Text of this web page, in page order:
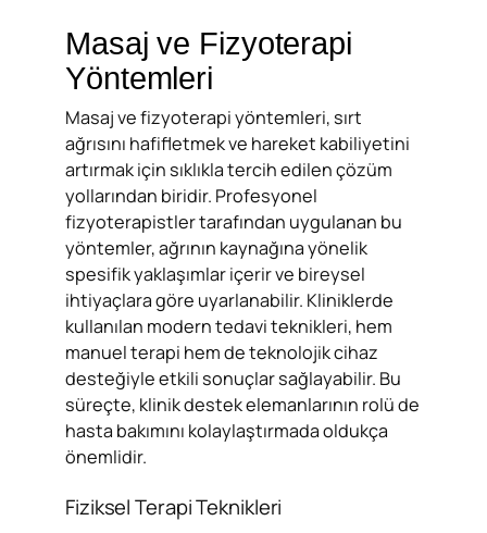
Masaj ve Fizyoterapi
Yöntemleri
Masaj ve fizyoterapi yöntemleri, sırt
ağrısını hafifletmek ve hareket kabiliyetini
artırmak için sıklıkla tercih edilen çözüm
yollarından biridir. Profesyonel
fizyoterapistler tarafından uygulanan bu
yöntemler, ağrının kaynağına yönelik
spesifik yaklaşımlar içerir ve bireysel
ihtiyaçlara göre uyarlanabilir. Kliniklerde
kullanılan modern tedavi teknikleri, hem
manuel terapi hem de teknolojik cihaz
desteğiyle etkili sonuçlar sağlayabilir. Bu
süreçte, klinik destek elemanlarının rolü de
hasta bakımını kolaylaştırmada oldukça
önemlidir.
Fiziksel Terapi Teknikleri